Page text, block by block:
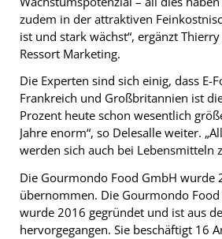
zudem in der attraktiven
ist und stark wächst“, ergänzt
Ressort Marketing.
Die Experten sind sich einig, dass
Frankreich und Großbritannien ist
Prozent heute schon wesentlich
Jahre enorm“, so Delesalle weiter.
werden sich auch bei Lebensmitteln
Die Gourmondo Food GmbH wurde
übernommen. Die Gourmondo
wurde 2016 gegründet und ist aus
hervorgegangen. Sie beschäftigt 16